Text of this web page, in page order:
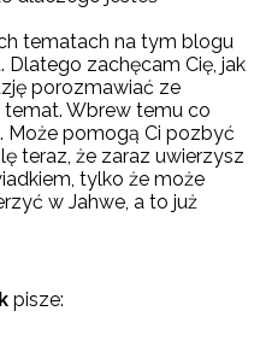
tematach na tym blogu
Dlatego zachęcam Cię, jak
porozmawiać ze
Wbrew temu co
Może pomogą Ci pozbyć
teraz, że zaraz uwierzysz
tylko że może
w Jahwe, a to już
pisze: